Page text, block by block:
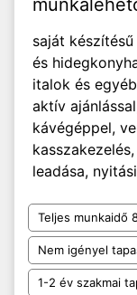
saját
és
italok és
aktív
kávégéppel,
leadása,
Teljes munkaidő
Nem igényel
1-2 év szakmai